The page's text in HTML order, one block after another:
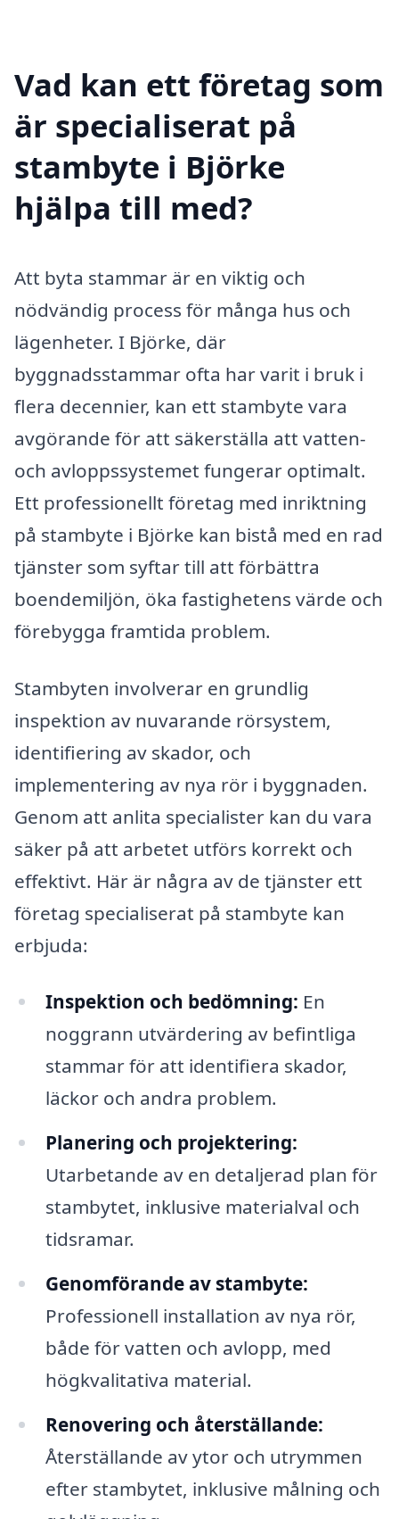
Vad kan ett företag som
är specialiserat på
stambyte i Björke
hjälpa till med?
Att byta stammar är en viktig och
nödvändig process för många hus och
lägenheter. I Björke, där
byggnadsstammar ofta har varit i bruk i
flera decennier, kan ett stambyte vara
avgörande för att säkerställa att vatten-
och avloppssystemet fungerar optimalt.
Ett professionellt företag med inriktning
på stambyte i Björke kan bistå med en rad
tjänster som syftar till att förbättra
boendemiljön, öka fastighetens värde och
förebygga framtida problem.
Stambyten involverar en grundlig
inspektion av nuvarande rörsystem,
identifiering av skador, och
implementering av nya rör i byggnaden.
Genom att anlita specialister kan du vara
säker på att arbetet utförs korrekt och
effektivt. Här är några av de tjänster ett
företag specialiserat på stambyte kan
erbjuda:
Inspektion och bedömning: En
noggrann utvärdering av befintliga
stammar för att identifiera skador,
läckor och andra problem.
Planering och projektering:
Utarbetande av en detaljerad plan för
stambytet, inklusive materialval och
tidsramar.
Genomförande av stambyte:
Professionell installation av nya rör,
både för vatten och avlopp, med
högkvalitativa material.
Renovering och återställande:
Återställande av ytor och utrymmen
efter stambytet, inklusive målning och